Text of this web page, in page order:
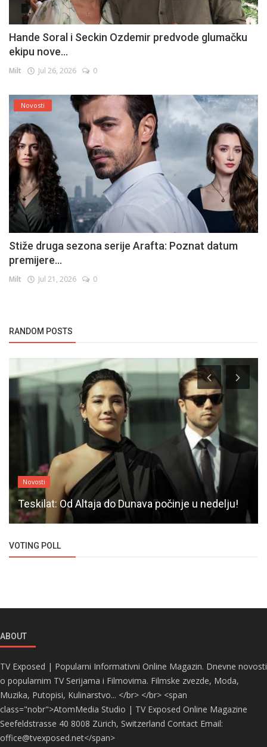
Hande Soral i Seckin Ozdemir predvode glumačku
ekipu nove...
Milt Jul 26, 2026 0
Novosti
Stiže druga sezona serije Arafta: Poznat datum
premijere...
Milt Jul 21, 2026 0
RANDOM POSTS
Novosti
Teskilat: Od Altaja do Dunava počinje u nedelju!
VOTING POLL
ABOUT
TV Exposed | Popularni Informativni Online Magazin. Dnevne novosti
o popularnim TV Serijama i Filmovima. Filmske zvezde, Moda,
Muzika, Putopisi, Kulinarstvo... </br> </br> <span
class="nobr">AtomMedia Studio | TV Exposed Online Magazine
Seefeldstrasse 40 8008 Zürich, Switzerland Contact Email:
office@tvexposed.net</span>